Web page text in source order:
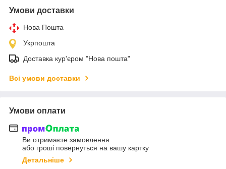
Умови доставки
Нова Пошта
Укрпошта
Доставка кур'єром "Нова пошта"
Всі умови доставки
Умови оплати
Ви отримаєте замовлення
або гроші повернуться на вашу картку
Детальніше